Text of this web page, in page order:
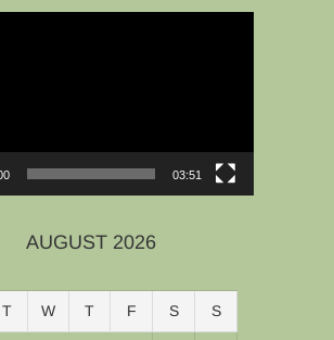
03:51
AUGUST 2026
T W T F S S